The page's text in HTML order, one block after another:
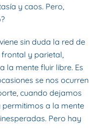
y caos. Pero,
sin duda la red de
y parietal,
la mente fluir libre. Es
se nos ocurren
cuando dejamos
a la mente
Pero hay